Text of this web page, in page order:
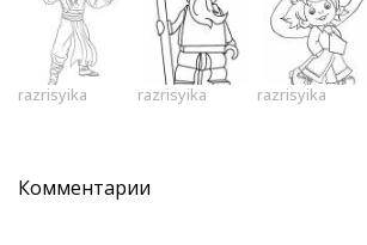
razrisyika razrisyika razrisyika
Комментарии